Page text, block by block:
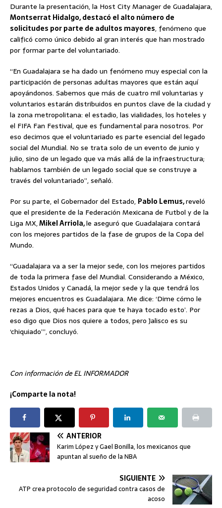
Durante la presentación, la Host City Manager de Guadalajara,
Montserrat Hidalgo, destacó el alto número de
solicitudes por parte de adultos mayores, fenómeno que
calificó como único debido al gran interés que han mostrado
por formar parte del voluntariado.
“En Guadalajara se ha dado un fenómeno muy especial con la
participación de personas adultas mayores que están aquí
apoyándonos. Sabemos que más de cuatro mil voluntarias y
voluntarios estarán distribuidos en puntos clave de la ciudad y
la zona metropolitana: el estadio, las vialidades, los hoteles y
el FIFA Fan Festival, que es fundamental para nosotros. Por
eso decimos que el voluntariado es parte esencial del legado
social del Mundial. No se trata solo de un evento de junio y
julio, sino de un legado que va más allá de la infraestructura;
hablamos también de un legado social que se construye a
través del voluntariado”, señaló.
Por su parte, el Gobernador del Estado, Pablo Lemus,reveló
que el presidente de la Federación Mexicana de Futbol y de la
Liga MX,Mikel Arriola,le aseguró que Guadalajara contará
con los mejores partidos de la fase de grupos de la Copa del
Mundo.
“Guadalajara va a ser la mejor sede, con los mejores partidos
de toda la primera fase del Mundial. Considerando a México,
Estados Unidos y Canadá, la mejor sede y la que tendrá los
mejores encuentros es Guadalajara. Me dice: ‘Dime cómo le
rezas a Dios, qué haces para que te haya tocado esto’. Por
eso digo que Dios nos quiere a todos, pero Jalisco es su
‘chiquiado’”, concluyó.
Con información de EL INFORMADOR
¡Comparte la nota!
ANTERIOR
Karim López y Gael Bonilla, los mexicanos que
apuntan al sueño de la NBA
SIGUIENTE
ATP crea protocolo de seguridad contra casos de
acoso